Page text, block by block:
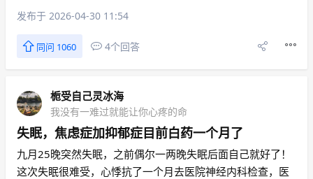
发布于 2026-04-30 11:54
同问 1060 4个回答
栀受自己灵冰海
我没有一难过就能让你心疼的命
失眠，焦虑症加抑郁症目前白药一个月了
九月25晚突然失眠，之前偶尔一两晚失眠后面自己就好了！
这次失眠很难受，心悸抗了一个月去医院神经内科检查，医